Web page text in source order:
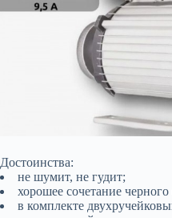
Достоинства:
не шумит, не гудит;
хорошее сочетание
в комплекте